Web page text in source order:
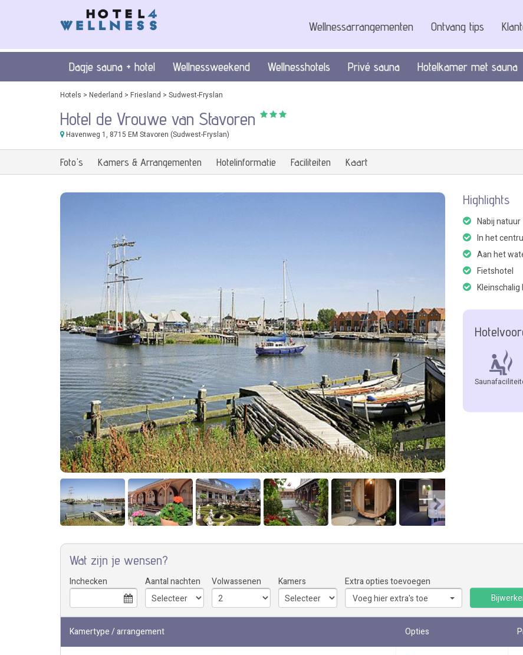
Wellnessarrangementen Ontvang tips
Dagje sauna + hotel Wellnessweekend Wellnesshotels Privé sauna Hotelkamer met sauna
Hotels > Nederland > Friesland > Sudwest-Fryslan
Hotel de Vrouwe van Stavoren
Havenweg 1, 8715 EM Stavoren (Sudwest-Fryslan)
Foto's Kamers & Arrangementen Hotelinformatie Faciliteiten Kaart
Highlights
Nabij natuur
In het
Aan het
Fietshotel
Kleinschalig
Wat zijn je wensen?
Inchecken Aantal nachten Volwassenen Kamers
Extra opties toevoegen
Voeg hier extra's toe
Kamertype / arrangement Opties